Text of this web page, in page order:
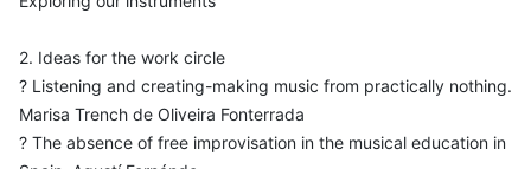
2. Ideas for the work circle
? Listening and creating-making music from practically nothing.
Marisa Trench de Oliveira Fonterrada
? The absence of free improvisation in the musical education in